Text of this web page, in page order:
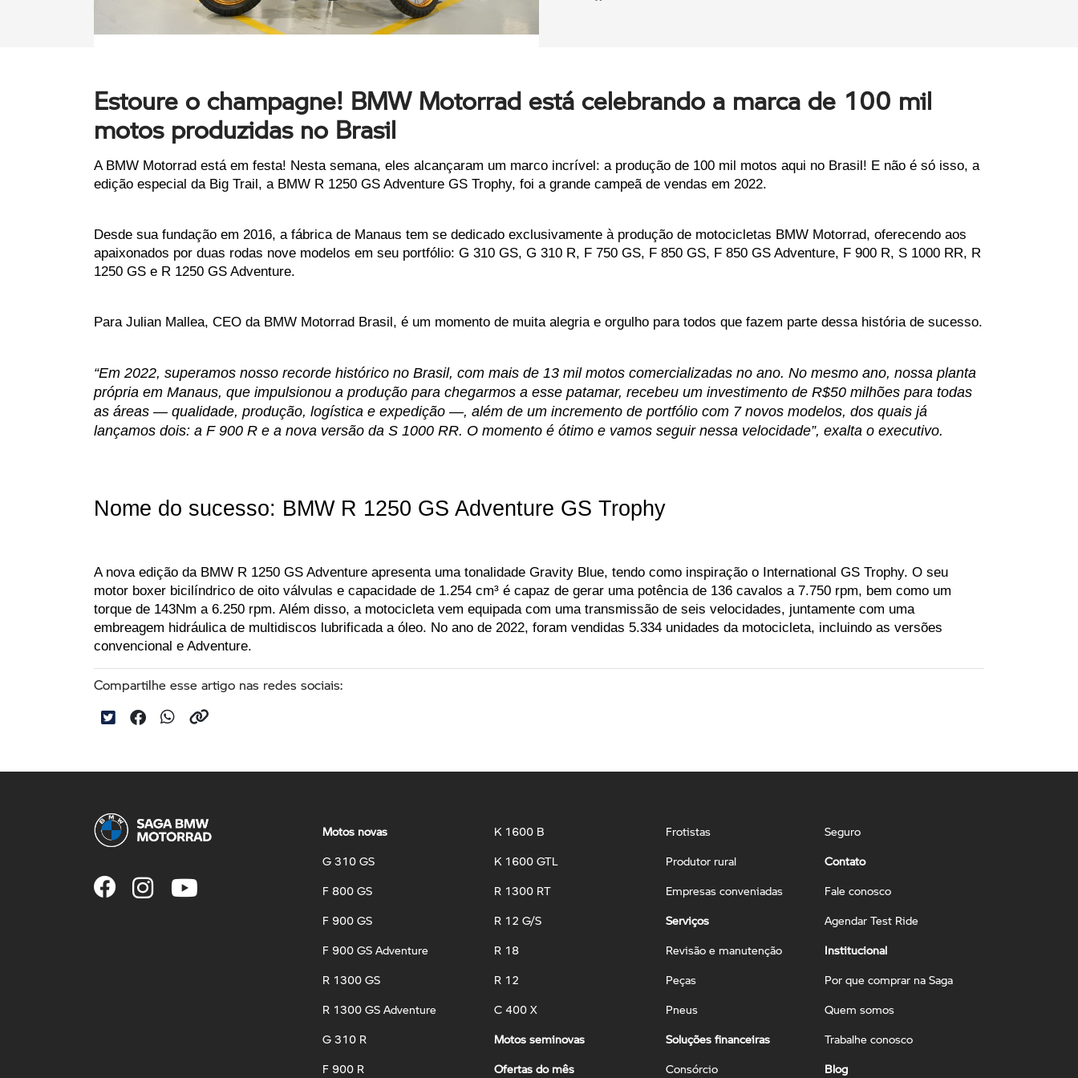
Estoure o champagne! BMW Motorrad está celebrando a marca de 100 mil
motos produzidas no Brasil
A BMW Motorrad está em festa! Nesta semana, eles alcançaram um marco incrível: a produção de 100 mil motos aqui no Brasil! E não é só isso, a
edição especial da Big Trail, a BMW R 1250 GS Adventure GS Trophy, foi a grande campeã de vendas em 2022.
Desde sua fundação em 2016, a fábrica de Manaus tem se dedicado exclusivamente à produção de motocicletas BMW Motorrad, oferecendo aos
apaixonados por duas rodas nove modelos em seu portfólio: G 310 GS, G 310 R, F 750 GS, F 850 GS, F 850 GS Adventure, F 900 R, S 1000 RR, R
1250 GS e R 1250 GS Adventure.
Para Julian Mallea, CEO da BMW Motorrad Brasil, é um momento de muita alegria e orgulho para todos que fazem parte dessa história de sucesso.
“Em 2022, superamos nosso recorde histórico no Brasil, com mais de 13 mil motos comercializadas no ano. No mesmo ano, nossa planta
própria em Manaus, que impulsionou a produção para chegarmos a esse patamar, recebeu um investimento de R$50 milhões para todas
as áreas — qualidade, produção, logística e expedição —, além de um incremento de portfólio com 7 novos modelos, dos quais já
lançamos dois: a F 900 R e a nova versão da S 1000 RR. O momento é ótimo e vamos seguir nessa velocidade”, exalta o executivo.
Nome do sucesso: BMW R 1250 GS Adventure GS Trophy
A nova edição da BMW R 1250 GS Adventure apresenta uma tonalidade Gravity Blue, tendo como inspiração o International GS Trophy. O seu
motor boxer bicilíndrico de oito válvulas e capacidade de 1.254 cm³ é capaz de gerar uma potência de 136 cavalos a 7.750 rpm, bem como um
torque de 143Nm a 6.250 rpm. Além disso, a motocicleta vem equipada com uma transmissão de seis velocidades, juntamente com uma
embreagem hidráulica de multidiscos lubrificada a óleo. No ano de 2022, foram vendidas 5.334 unidades da motocicleta, incluindo as versões
convencional e Adventure.
Compartilhe esse artigo nas redes sociais:
Motos novas
G 310 GS
F 800 GS
F 900 GS
F 900 GS Adventure
R 1300 GS
R 1300 GS Adventure
G 310 R
F 900 R
K 1600 B
K 1600 GTL
R 1300 RT
R 12 G/S
R 18
R 12
C 400 X
Motos seminovas
Ofertas do mês
Frotistas
Produtor rural
Empresas conveniadas
Serviços
Revisão e manutenção
Peças
Pneus
Soluções financeiras
Consórcio
Seguro
Contato
Fale conosco
Agendar Test Ride
Institucional
Por que comprar na Saga
Quem somos
Trabalhe conosco
Blog